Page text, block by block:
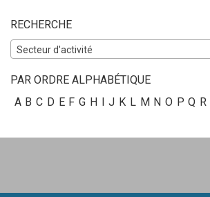
RECHERCHE
Secteur d'activité
PAR ORDRE ALPHABÉTIQUE
A B C D E F G H J K L M N O P Q R